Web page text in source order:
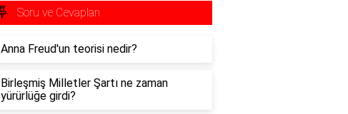
Soru ve Cevapları
Anna Freud'un teorisi nedir?
Birleşmiş Milletler Şartı ne zaman
yürürlüğe girdi?